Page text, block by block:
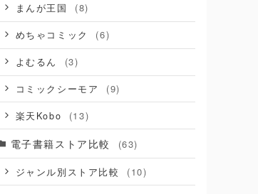
まんが王国 (8)
めちゃコミック (6)
よむるん (3)
コミックシーモア (9)
楽天Kobo (13)
電子書籍ストア比較 (63)
ジャンル別ストア比較 (10)